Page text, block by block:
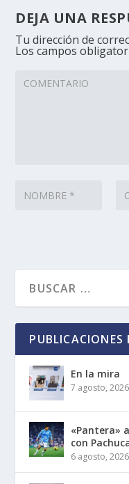
DEJA UNA
Tu dirección de
Los campos
PUBLICACIONES
En la mira
7 agosto,
«Pantera»
con
6 agosto,